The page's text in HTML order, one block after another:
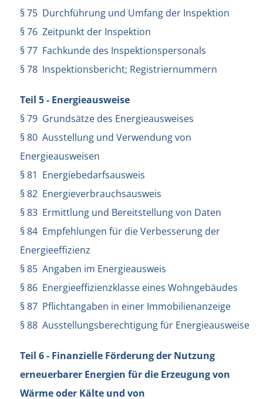
§ 75 Durchführung und Umfang der Inspektion
§ 76 Zeitpunkt der Inspektion
§ 77 Fachkunde des Inspektionspersonals
§ 78 Inspektionsbericht; Registriernummern
Teil 5 - Energieausweise
§ 79 Grundsätze des Energieausweises
§ 80 Ausstellung und Verwendung von
Energieausweisen
§ 81 Energiebedarfsausweis
§ 82 Energieverbrauchsausweis
§ 83 Ermittlung und Bereitstellung von Daten
§ 84 Empfehlungen für die Verbesserung der
Energieeffizienz
§ 85 Angaben im Energieausweis
§ 86 Energieeffizienzklasse eines Wohngebäudes
§ 87 Pflichtangaben in einer Immobilienanzeige
§ 88 Ausstellungsberechtigung für Energieausweise
Teil 6 - Finanzielle Förderung der Nutzung
erneuerbarer Energien für die Erzeugung von
Wärme oder Kälte und von